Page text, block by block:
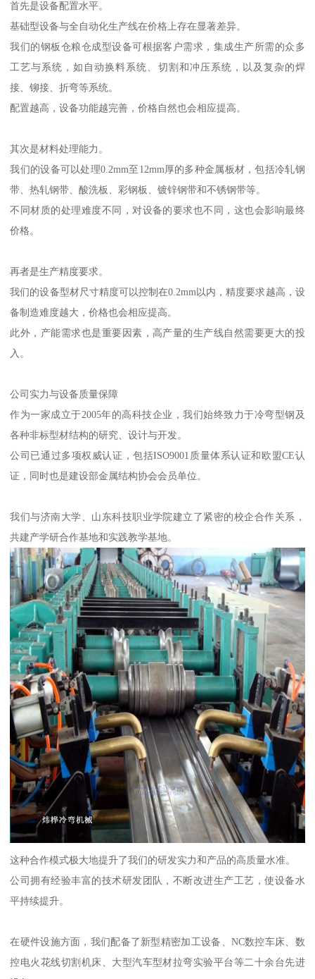
首先是设备配置水平。
基础型设备与全自动化生产线在价格上存在显著差异。
我们的钢板仓粮仓成型设备可根据客户需求，集成生产所需的众多
工艺与系统，如自动换料系统、切割和冲压系统，以及复杂的焊
接、铆接、折弯等系统。
配置越高，设备功能越完善，价格自然也会相应提高。
其次是材料处理能力。
我们的设备可以处理0.2mm至12mm厚的多种金属板材，包括冷轧钢
带、热轧钢带、酸洗板、彩钢板、镀锌钢带和不锈钢带等。
不同材质的处理难度不同，对设备的要求也不同，这也会影响最终
价格。
再者是生产精度要求。
我们的设备型材尺寸精度可以控制在0.2mm以内，精度要求越高，设
备制造难度越大，价格也会相应提高。
此外，产能需求也是重要因素，高产量的生产线自然需要更大的投
入。
公司实力与设备质量保障
作为一家成立于2005年的高科技企业，我们始终致力于冷弯型钢及
各种非标型材结构的研究、设计与开发。
公司已通过多项权威认证，包括ISO9001质量体系认证和欧盟CE认
证，同时也是建设部金属结构协会会员单位。
我们与济南大学、山东科技职业学院建立了紧密的校企合作关系，
共建产学研合作基地和实践教学基地。
这种合作模式极大地提升了我们的研发实力和产品的高质量水准。
公司拥有经验丰富的技术研发团队，不断改进生产工艺，使设备水
平持续提升。
在硬件设施方面，我们配备了新型精密加工设备、NC数控车床、数
控电火花线切割机床、大型汽车型材拉弯实验平台等二十余台先进